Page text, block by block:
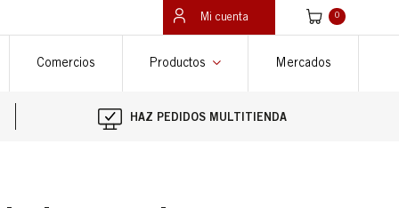
Mi cuenta Ver carrito
0
Comercios Productos Mercados
HAZ PEDIDOS MULTITIENDA